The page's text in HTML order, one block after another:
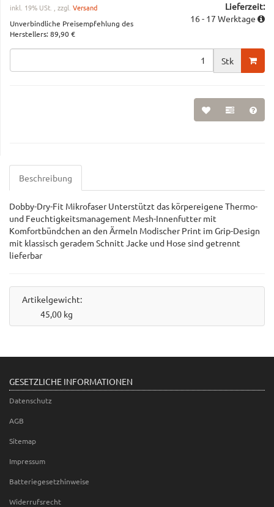
inkl. 19% USt. , zzgl. Versand
Unverbindliche Preisempfehlung des
Herstellers:89,90 €
Lieferzeit:
16 - 17 Werktage
Stk
Beschreibung
Dobby-Dry-Fit Mikrofaser Unterstützt das körpereigene Thermo-
und Feuchtigkeitsmanagement Mesh-Innenfutter mit
Komfortbündchen an den Ärmeln Modischer Print im Grip-Design
mit klassisch geradem Schnitt Jacke und Hose sind getrennt
lieferbar
Artikelgewicht:
45,00 kg
GESETZLICHE INFORMATIONEN
Datenschutz
AGB
Sitemap
Impressum
Batteriegesetzhinweise
Widerrufsrecht